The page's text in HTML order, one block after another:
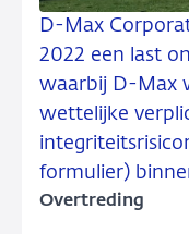
D-Max
2022 een last
waarbij D-Max
wettelijke
formulier)
Overtreding